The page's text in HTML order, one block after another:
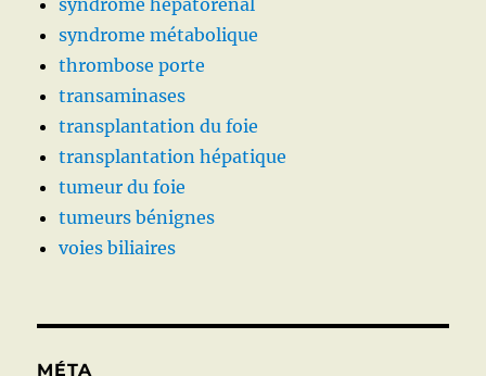
syndrome hépatorénal
syndrome métabolique
thrombose porte
transaminases
transplantation du foie
transplantation hépatique
tumeur du foie
tumeurs bénignes
voies biliaires
MÉTA